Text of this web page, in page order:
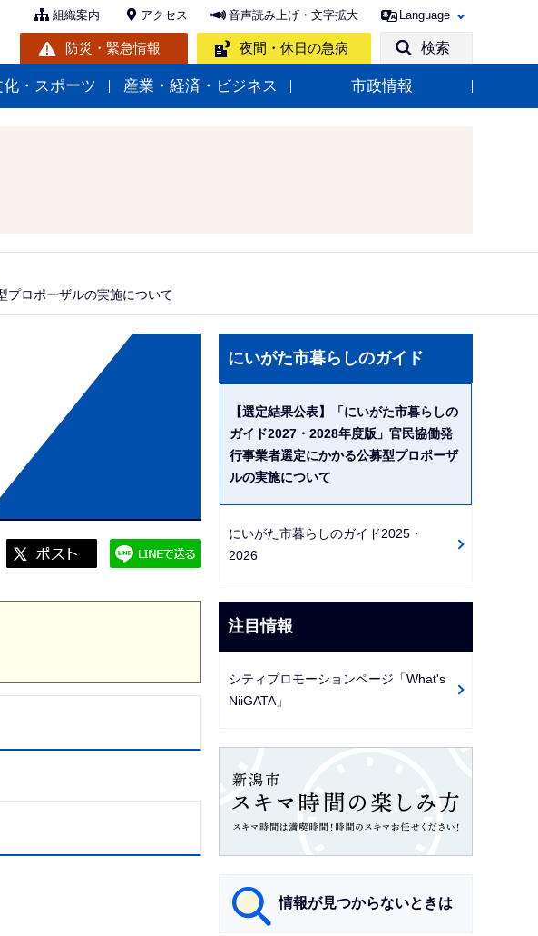
組織案内 アクセス 音声読み上げ・文字拡大 Language
防災・緊急情報 夜間・休日の急病 検索
・スポーツ 産業・経済・ビジネス 市政情報
プロポーザルの実施について
ゲ
ー
ン
こ
か
ら
にいがた市暮らしのガイド
【選定結果公表】「にいがた市暮らしの
ガイド2027・2028年度版」官民協働発
行事業者選定にかかる公募型プロポーザ
ルの実施について
にいがた市暮らしのガイド2025・
2026
注目情報
シティプロモーションページ「What's
NiiGATA」
情報が見つからないときは